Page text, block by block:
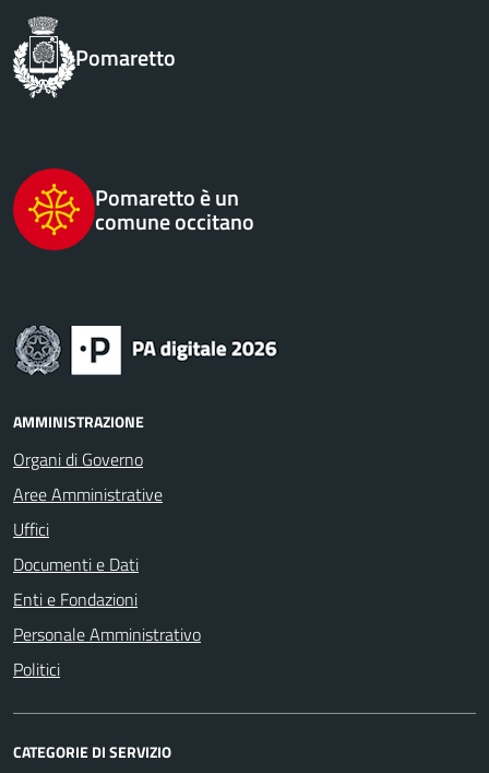
Pomaretto
Pomaretto è un
comune occitano
AMMINISTRAZIONE
Organi di Governo
Aree Amministrative
Uffici
Documenti e Dati
Enti e Fondazioni
Personale Amministrativo
Politici
CATEGORIE DI SERVIZIO